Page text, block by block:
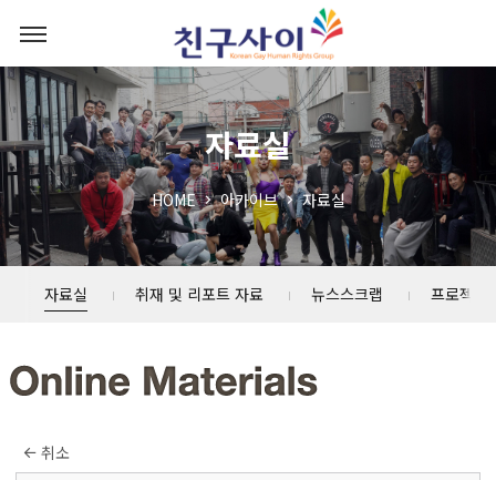
자료실
HOME 아카이브 자료실
자료실 취재 및 리포트 자료 뉴스스크랩 프로젝트
취소